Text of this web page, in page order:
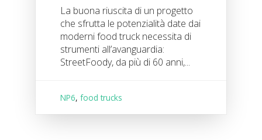
La buona riuscita di un progetto
che sfrutta le potenzialità date dai
moderni food truck necessita di
strumenti all’avanguardia:
StreetFoody, da più di 60 anni,...
NP6,food trucks